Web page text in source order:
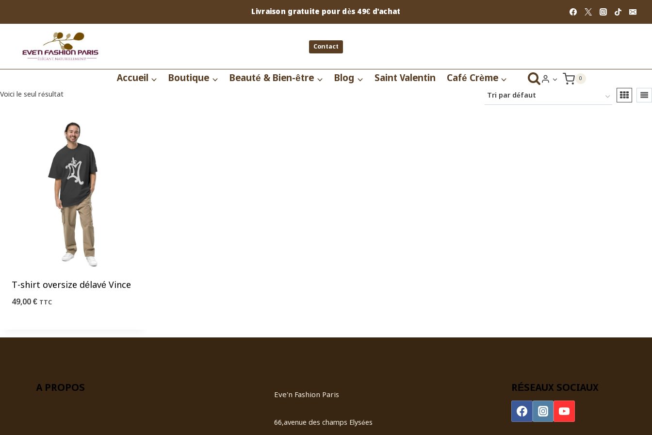
au
Livraison gratuite pour dès 49€ d'achat
Contact
Accueil Boutique Beauté & Bien-être Blog Saint Valentin Café Crème 0
Voici le seul résultat
T-shirt oversize délavé Vince
49,00€ TTC
A PROPOS
Eve'n Fashion Paris
66,avenue des champs Elysées
RÉSEAUX SOCIAUX